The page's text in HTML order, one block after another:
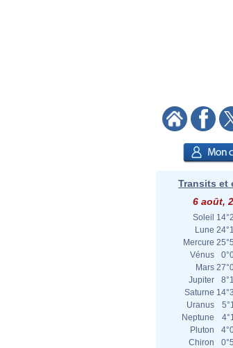
Transits et
6 août,
Soleil
Lune
Mercure
Vénus
Mars
Jupiter
Saturne
Uranus
Neptune
Pluton
Chiron